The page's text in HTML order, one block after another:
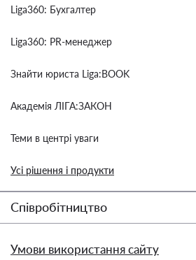
Liga360: Бухгалтер
Liga360: PR-менеджер
Знайти юриста Liga:BOOK
Академія ЛІГА:ЗАКОН
Теми в центрі уваги
Усі рішення і продукти
Співробітництво
Умови використання сайту